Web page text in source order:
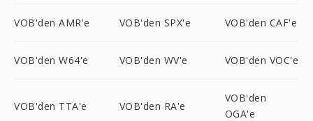
VOB'den AMR'e VOB'den SPX'e VOB'den CAF'e
VOB'den W64'e VOB'den WV'e VOB'den VOC'e
VOB'den TTA'e VOB'den RA'e
VOB'den
OGA'e